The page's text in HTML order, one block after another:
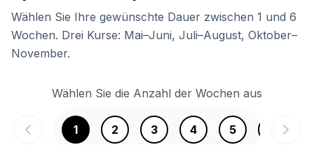
Wählen Sie Ihre gewünschte Dauer zwischen 1 und 6
Wochen. Drei Kurse: Mai–Juni, Juli–August, Oktober–
November.
Wählen Sie die Anzahl der Wochen aus
1 2 3 4 5